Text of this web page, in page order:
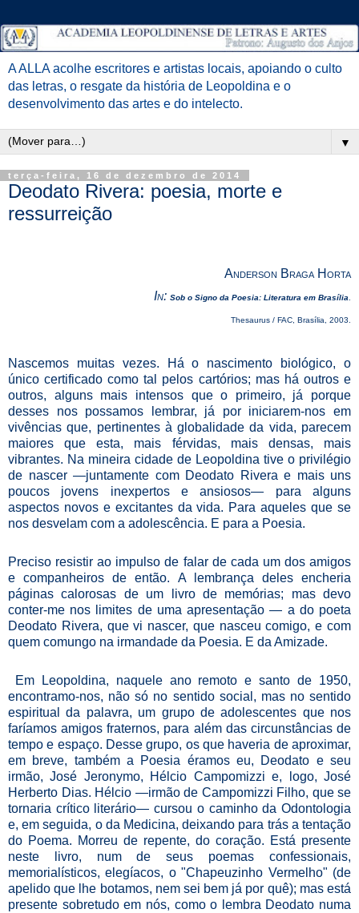
A ALLA acolhe escritores e artistas locais, apoiando o culto
das letras, o resgate da história de Leopoldina e o
desenvolvimento das artes e do intelecto.
▼
terça-feira, 16 de dezembro de 2014
Deodato Rivera: poesia, morte e
ressurreição
Anderson Braga Horta
In: Sob o Signo da Poesia: Literatura em Brasília.
Thesaurus / FAC, Brasília, 2003.
Nascemos muitas vezes. Há o nascimento biológico, o
único certificado como tal pelos cartórios; mas há outros e
outros, alguns mais intensos que o primeiro, já porque
desses nos possamos lembrar, já por iniciarem-nos em
vivências que, pertinentes à globalidade da vida, parecem
maiores que esta, mais férvidas, mais densas, mais
vibrantes. Na mineira cidade de Leopoldina tive o privilégio
de nascer —juntamente com Deodato Rivera e mais uns
poucos jovens inexpertos e ansiosos— para alguns
aspectos novos e excitantes da vida. Para aqueles que se
nos desvelam com a adolescência. E para a Poesia.
Preciso resistir ao impulso de falar de cada um dos amigos
e companheiros de então. A lembrança deles encheria
páginas calorosas de um livro de memórias; mas devo
conter-me nos limites de uma apresentação — a do poeta
Deodato Rivera, que vi nascer, que nasceu comigo, e com
quem comungo na irmandade da Poesia. E da Amizade.
Em Leopoldina, naquele ano remoto e santo de 1950,
encontramo-nos, não só no sentido social, mas no sentido
espiritual da palavra, um grupo de adolescentes que nos
faríamos amigos fraternos, para além das circunstâncias de
tempo e espaço. Desse grupo, os que haveria de aproximar,
em breve, também a Poesia éramos eu, Deodato e seu
irmão, José Jeronymo, Hélcio Campomizzi e, logo, José
Herberto Dias. Hélcio —irmão de Campomizzi Filho, que se
tornaria crítico literário— cursou o caminho da Odontologia
e, em seguida, o da Medicina, deixando para trás a tentação
do Poema. Morreu de repente, do coração. Está presente
neste livro, num de seus poemas confessionais,
memorialísticos, elegíacos, o "Chapeuzinho Vermelho" (de
apelido que lhe botamos, nem sei bem já por quê); mas está
presente sobretudo em nós, como o lembra Deodato numa